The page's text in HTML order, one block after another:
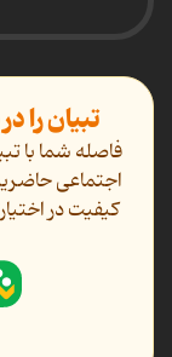
تبیان را
فاصله شما با
اجتماعی
کیفیت در